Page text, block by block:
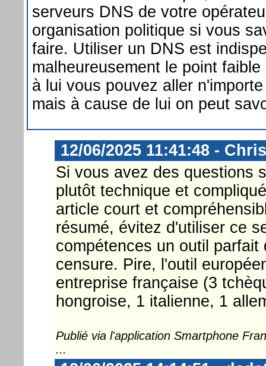
serveurs DNS de votre
organisation politique si vous
faire. Utiliser un DNS est
malheureusement le point
à lui vous pouvez aller
mais à cause de lui on peut
12/06/2025 11:41:48 -
Si vous avez des questions
plutôt technique et
article court et
résumé, évitez d'utiliser ce
compétences un outil
censure. Pire, l'outil
entreprise française (3
hongroise, 1 italienne, 1
Publié via l'application Smartphone
...